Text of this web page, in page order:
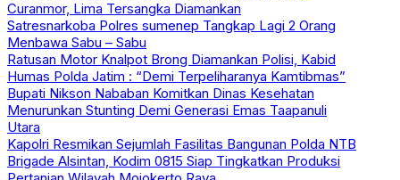
Curanmor, Lima Tersangka Diamankan
Satresnarkoba Polres sumenep Tangkap Lagi 2 Orang
Menbawa Sabu – Sabu
Ratusan Motor Knalpot Brong Diamankan Polisi, Kabid
Humas Polda Jatim : “Demi Terpeliharanya Kamtibmas”
Bupati Nikson Nababan Komitkan Dinas Kesehatan
Menurunkan Stunting Demi Generasi Emas Taapanuli
Utara
Kapolri Resmikan Sejumlah Fasilitas Bangunan Polda NTB
Brigade Alsintan, Kodim 0815 Siap Tingkatkan Produksi